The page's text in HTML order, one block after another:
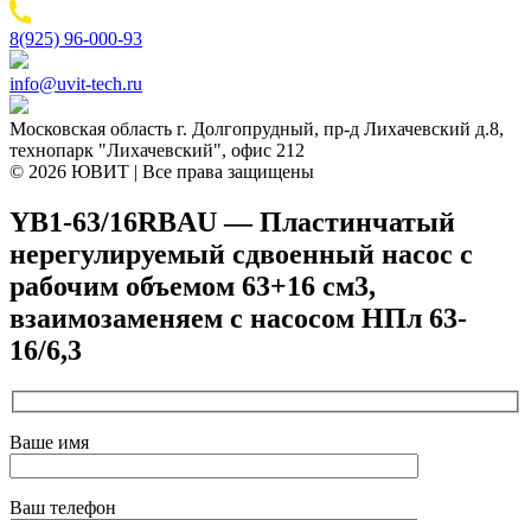
8(925) 96-000-93
info@uvit-tech.ru
Московская область г. Долгопрудный, пр-д Лихачевский д.8,
технопарк "Лихачевский", офис 212
© 2026 ЮВИТ | Все права защищены
YB1-63/16RBAU — Пластинчатый
нерегулируемый сдвоенный насос с
рабочим объемом 63+16 см3,
взаимозаменяем с насосом НПл 63-
16/6,3
Ваше имя
Ваш телефон